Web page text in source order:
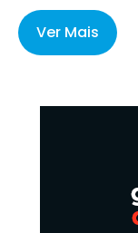
Ver Mais